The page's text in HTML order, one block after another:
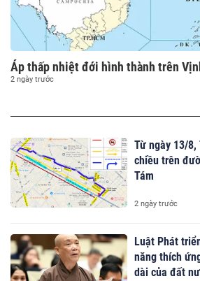
Áp thấp nhiệt đới hình thành trên
2 ngày trước
Từ ngày 13/8,
chiều trên
Tám
2 ngày trước
Luật Phát
năng thích
dài của đất